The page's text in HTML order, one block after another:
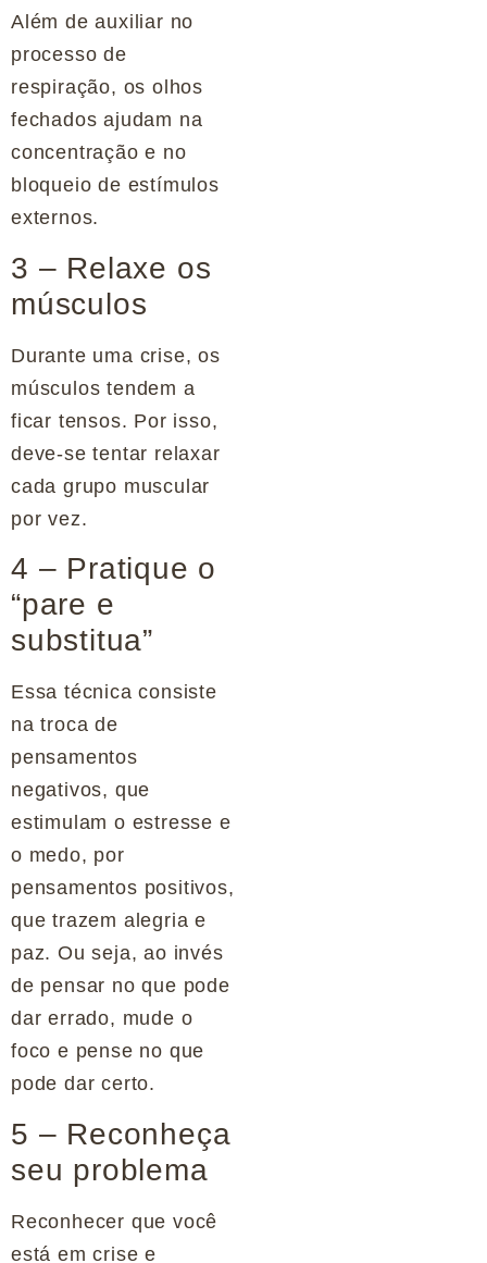
Além de auxiliar no
processo de
respiração, os olhos
fechados ajudam na
concentração e no
bloqueio de estímulos
externos.
3 – Relaxe os
músculos
Durante uma crise, os
músculos tendem a
ficar tensos. Por isso,
deve-se tentar relaxar
cada grupo muscular
por vez.
4 – Pratique o
“pare e
substitua”
Essa técnica consiste
na troca de
pensamentos
negativos, que
estimulam o estresse e
o medo, por
pensamentos positivos,
que trazem alegria e
paz. Ou seja, ao invés
de pensar no que pode
dar errado, mude o
foco e pense no que
pode dar certo.
5 – Reconheça
seu problema
Reconhecer que você
está em crise e